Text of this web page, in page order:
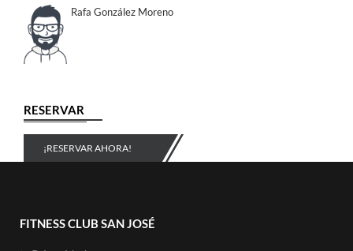
Rafa González Moreno
RESERVAR
¡RESERVAR AHORA!
FITNESS CLUB SAN JOSÉ